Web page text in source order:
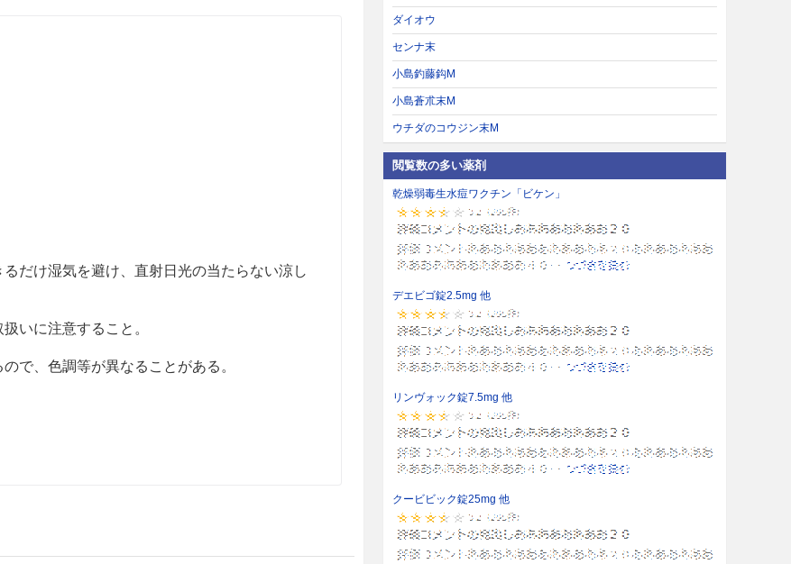
だけ湿気を避け、直射日光の当たらない涼し
いに注意すること。
で、色調等が異なることがある。
ダイオウ
センナ末
小島釣藤鈎M
小島蒼朮末M
ウチダのコウジン末M
閲覧数の多い薬剤
乾燥弱毒生水痘ワクチン「ビケン」
デエビゴ錠2.5mg 他
リンヴォック錠7.5mg 他
クービビック錠25mg 他